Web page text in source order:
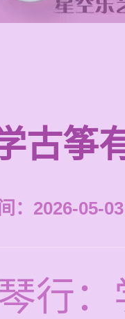
古筝
：2026-05-
行